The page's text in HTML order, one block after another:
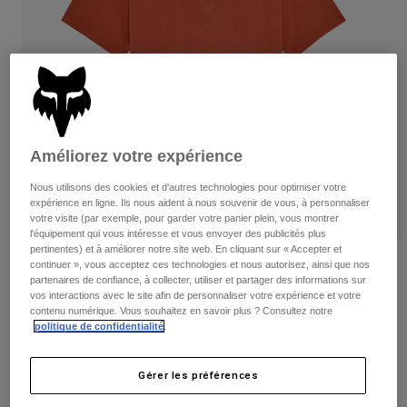
Pantalons
Shorts
Protections
Masques
Chaussettes
Pièces de rechange
Gants
Vestes
Protections
Masques
Chaussettes
Sacs et accessoires
Pièces de rechange
Chemises
Femme
Sweats et Pulls
Vestes
Pantalons
Chemises
Voir tout
Protections
Chaussettes
Voir tout
Casques
Maillots
Pantalons
Bottes
Protections
Gants
Avis
T-shirt Fox Head - Femme
Price reduced from
Améliorez votre expérience
Nous utilisons des cookies et d'autres technologies pour optimiser votre
expérience en ligne. Ils nous aident à nous souvenir de vous, à personnaliser
votre visite (par exemple, pour garder votre panier plein, vous montrer
l'équipement qui vous intéresse et vous envoyer des publicités plus
pertinentes) et à améliorer notre site web. En cliquant sur « Accepter et
continuer », vous acceptez ces technologies et nous autorisez, ainsi que nos
partenaires de confiance, à collecter, utiliser et partager des informations sur
vos interactions avec le site afin de personnaliser votre expérience et votre
contenu numérique. Vous souhaitez en savoir plus ? Consultez notre
politique de confidentialité
Gérer les préférences